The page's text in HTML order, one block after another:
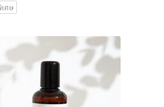
ศษ